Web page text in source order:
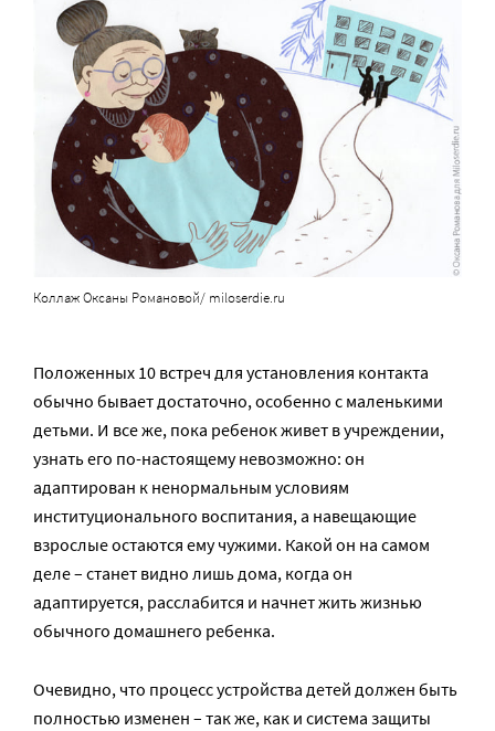
Коллаж Оксаны Романовой/ miloserdie.ru
Положенных 10 встреч для установления контакта
обычно бывает достаточно, особенно с маленькими
детьми. И все же, пока ребенок живет в учреждении,
узнать его по-настоящему невозможно: он
адаптирован к ненормальным условиям
институционального воспитания, а навещающие
взрослые остаются ему чужими. Какой он на самом
деле – станет видно лишь дома, когда он
адаптируется, расслабится и начнет жить жизнью
обычного домашнего ребенка.
Очевидно, что процесс устройства детей должен быть
полностью изменен – так же, как и система защиты